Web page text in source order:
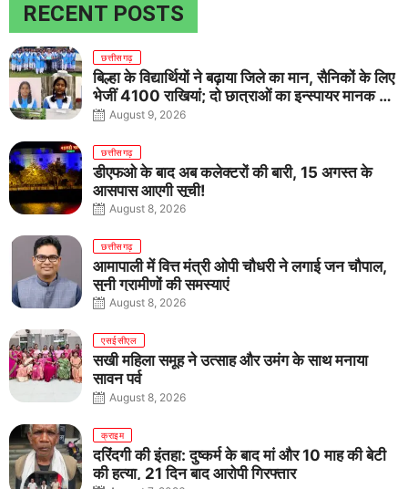
RECENT POSTS
छत्तीसगढ़
बिल्हा के विद्यार्थियों ने बढ़ाया जिले का मान, सैनिकों के लिए
भेजीं 4100 राखियां; दो छात्राओं का इन्स्पायर मानक में
राष्ट्रीय चयन
August 9, 2026
छत्तीसगढ़
डीएफओ के बाद अब कलेक्टरों की बारी, 15 अगस्त के
आसपास आएगी सूची!
August 8, 2026
छत्तीसगढ़
आमापाली में वित्त मंत्री ओपी चौधरी ने लगाई जन चौपाल,
सुनी ग्रामीणों की समस्याएं
August 8, 2026
एसईसीएल
सखी महिला समूह ने उत्साह और उमंग के साथ मनाया
सावन पर्व
August 8, 2026
क्राइम
दरिंदगी की इंतहा: दुष्कर्म के बाद मां और 10 माह की बेटी
की हत्या, 21 दिन बाद आरोपी गिरफ्तार